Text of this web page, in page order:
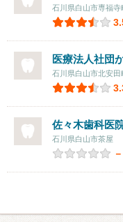
石川県白山市専福寺
医療法人社団
石川県白山市北安田
佐々木歯科医
石川県白山市茶屋
－